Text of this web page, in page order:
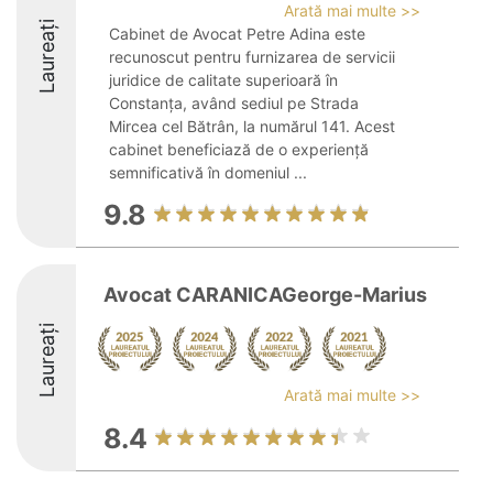
Laureați
Arată mai multe >>
Cabinet de Avocat Petre Adina este
recunoscut pentru furnizarea de servicii
juridice de calitate superioară în
Constanța, având sediul pe Strada
Mircea cel Bătrân, la numărul 141. Acest
cabinet beneficiază de o experiență
semnificativă în domeniul ...
9.8
Laureați
Avocat CARANICAGeorge-Marius
Arată mai multe >>
8.4